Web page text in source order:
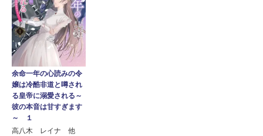
余命一年の心読みの令
嬢は冷酷非道と噂され
る皇帝に溺愛される～
彼の本音は甘すぎます
～ １
高八木 レイナ 他